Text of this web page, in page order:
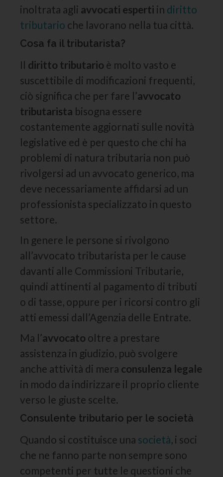
inoltrata agli avvocati esperti in diritto
tributario che lavorano nella tua città.
Cosa fa il tributarista?
Il diritto tributario è molto vasto e
suscettibile di modificazioni frequenti,
ciò significa che per fare l’avvocato
tributarista bisogna essere
costantemente aggiornati sulle novità
legislative ed è per questo che chi ha
problemi di natura tributaria non può
rivolgersi ad un avvocato generico, ma
deve necessariamente affidarsi ad un
professionista specializzato in questo
settore.
In genere le persone si rivolgono
all’avvocato tributarista per le cause
davanti alle Commissioni Tributarie,
quindi attinenti al pagamento di tributi
o di tasse, oppure per i ricorsi contro gli
atti emessi dall’Agenzia delle Entrate.
Ma l’avvocato oltre a prestare
assistenza in giudizio, può svolgere
anche attività di mera consulenza legale
in modo da indirizzare il proprio cliente
verso le giuste scelte.
Consulente tributario per le società
Quando si costituisce una società, i soci
che ne fanno parte non sempre sono
competenti per tutte le questioni che